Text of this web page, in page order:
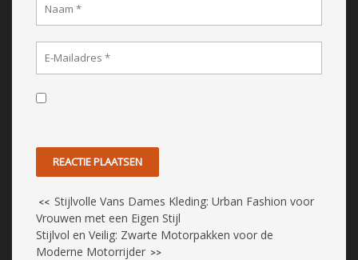
<< Stijlvolle Vans Dames Kleding: Urban Fashion voor
Vrouwen met een Eigen Stijl
Stijlvol en Veilig: Zwarte Motorpakken voor de
Moderne Motorrijder >>